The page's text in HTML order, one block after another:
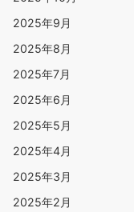
2025年9月
2025年8月
2025年7月
2025年6月
2025年5月
2025年4月
2025年3月
2025年2月